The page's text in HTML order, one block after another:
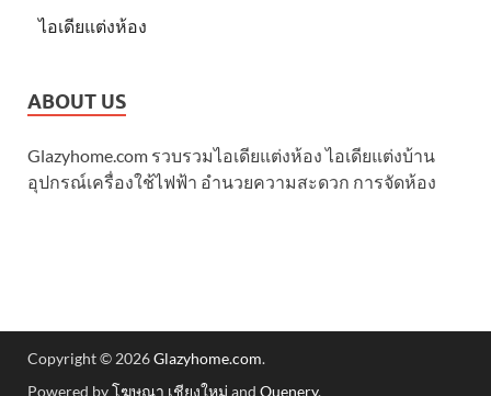
ไอเดียแต่งห้อง
ABOUT US
Glazyhome.com รวบรวมไอเดียแต่งห้อง ไอเดียแต่งบ้าน
อุปกรณ์เครื่องใช้ไฟฟ้า อำนวยความสะดวก การจัดห้อง
Copyright © 2026Glazyhome.com.
Powered byโฆษณา เชียงใหม่ and Quenery.